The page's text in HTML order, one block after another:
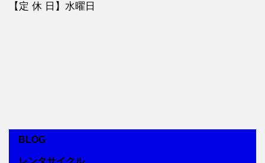
【定 休 日】水曜日
BLOG
レンタサイクル